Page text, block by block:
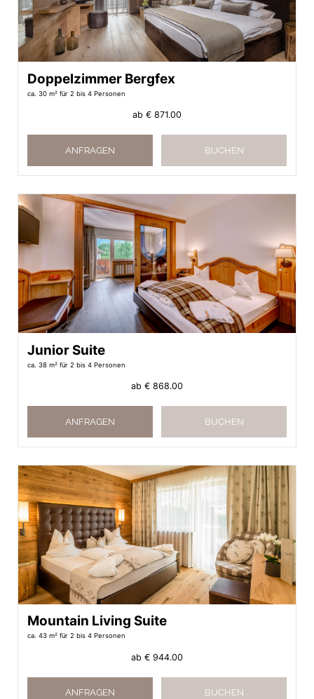
Doppelzimmer Bergfex
ca. 30 m² für 2 bis 4 Personen
ab € 871.00
ANFRAGEN BUCHEN
Junior Suite
ca. 38 m² für 2 bis 4 Personen
ab € 868.00
ANFRAGEN BUCHEN
Mountain Living Suite
ca. 43 m² für 2 bis 4 Personen
ab € 944.00
ANFRAGEN BUCHEN